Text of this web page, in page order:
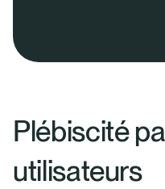
Plébiscité
utilisateurs